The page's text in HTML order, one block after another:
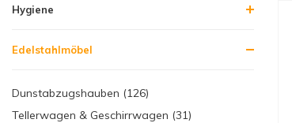
Hygiene
Edelstahlmöbel
Dunstabzugshauben (126)
Tellerwagen & Geschirrwagen (31)